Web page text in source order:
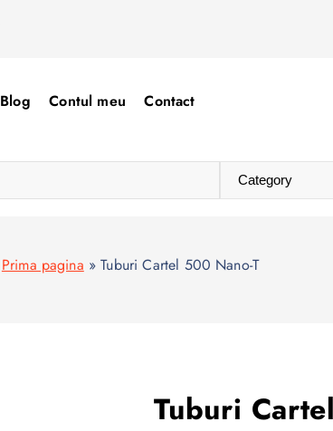
Blog Contul meu Contact
Prima pagina »Tuburi Cartel 500 Nano-T
Tuburi